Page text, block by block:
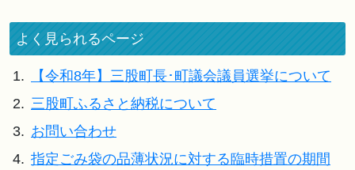
よく見られるページ
1.
【令和8年】三股町長･町議会議員選挙について
2. 三股町ふるさと納税について
3. お問い合わせ
4. 指定ごみ袋の品薄状況に対する臨時措置の期間